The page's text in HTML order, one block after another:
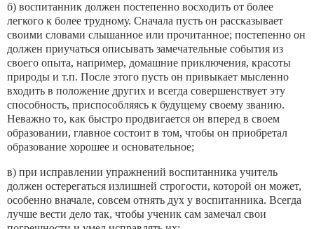
б) воспитанник должен постепенно восходить от более
легкого к более трудному. Сначала пусть он рассказывает
своими словами слышанное или прочи­танное; постепенно он
должен приучаться описывать замечательные события из
своего опыта, например, домашние приключения, красоты
природы и т.п. По­сле этого пусть он привыкает мысленно
входить в по­ложение других и всегда совершенствует эту
способ­ность, приспособляясь к будущему своему званию.
Неважно то, как быстро продвигается он вперед в своем
образовании, главное состоит в том, чтобы он приобретал
образование хорошее и основательное;
в) при исправлении упражнений воспитанника учитель
должен остерегаться излишней строгости, которой он может,
особенно вначале, совсем отнять дух у воспитанника. Всегда
лучше вести дело так, чтобы ученик сам замечал свои